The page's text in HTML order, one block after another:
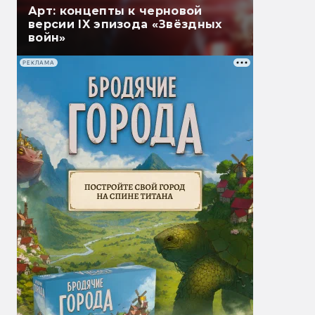
Арт: концепты к черновой
версии IX эпизода «Звёздных
войн»
РЕКЛАМА